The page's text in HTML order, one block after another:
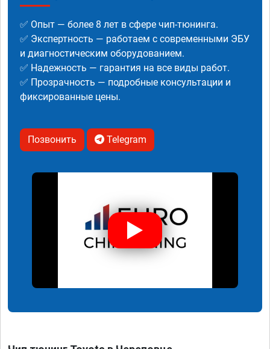
✅ Опыт — более 8 лет в сфере чип-тюнинга.
✅ Экспертность — работаем с современными ЭБУ
и диагностическим оборудованием.
✅ Надежность — гарантия на все виды работ.
✅ Прозрачность — подробные консультации и
фиксированные цены.
Позвонить Telegram